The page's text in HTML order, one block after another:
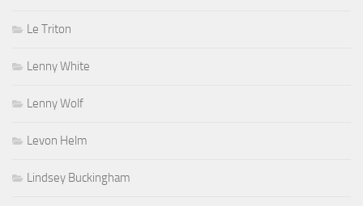
Le Triton
Lenny White
Lenny Wolf
Levon Helm
Lindsey Buckingham